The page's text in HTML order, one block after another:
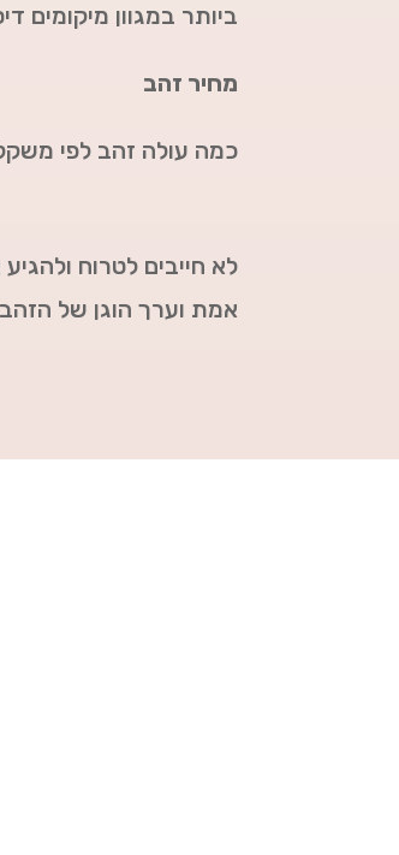
ביותר במגוון מיקומים
מחיר זהב
כמה עולה זהב לפי
לא חייבים לטרוח
אמת וערך הוגן של